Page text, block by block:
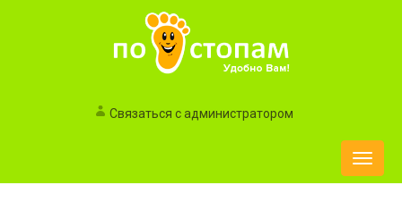
Связаться с администратором
Toggle